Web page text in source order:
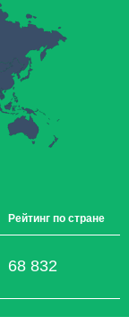
Рейтинг по стране
68 832